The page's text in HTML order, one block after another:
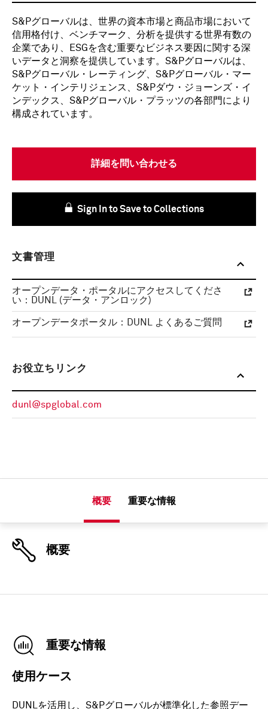
S&Pグローバルは、世界の資本市場と商品市場において
信用格付け、ベンチマーク、分析を提供する世界有数の
企業であり、ESGを含む重要なビジネス要因に関する深
いデータと洞察を提供しています。S&Pグローバルは、
S&Pグローバル・レーティング、S&Pグローバル・マー
ケット・インテリジェンス、S&Pダウ・ジョーンズ・イ
ンデックス、S&Pグローバル・プラッツの各部門により
構成されています。
詳細を問い合わせる
Sign In to Save to Collections
文書管理
オープンデータ・ポータルにアクセスしてくださ
い：DUNL (データ・アンロック)
オープンデータポータル：DUNL よくあるご質問
お役立ちリンク
dunl@spglobal.com
概要 重要な情報
概要
重要な情報
使用ケース
DUNLを活用し、S&Pグローバルが標準化した参照デー